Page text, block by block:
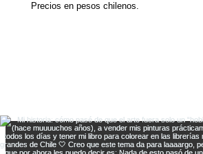
Precios en pesos chilenos.